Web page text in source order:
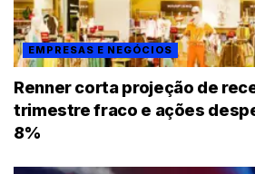
EMPRESAS E NEGÓCIOS
Renner corta projeção de
trimestre fraco e ações
8%